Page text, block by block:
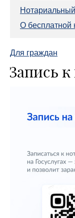
О бесплатной
Для граждан
Запись к